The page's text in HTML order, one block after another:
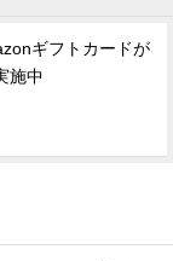
ギフトカードが
施中